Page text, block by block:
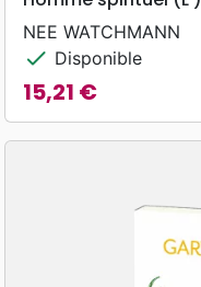
NEE WATCHMANN
check Disponible
Prix
15,21 €